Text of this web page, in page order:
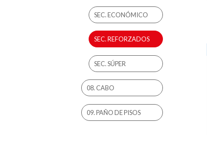
SEC. ECONÓMICO
SEC. REFORZADOS
SEC. SÚPER
08. CABO
09. PAÑO DE PISOS